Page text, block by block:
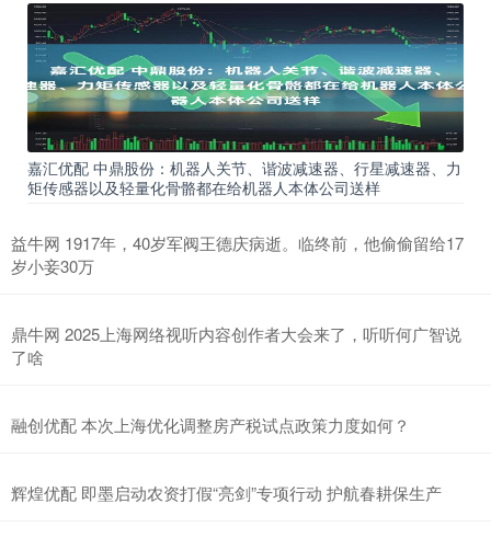
嘉汇优配 中鼎股份：机器人关节、谐波减速器、行星减速器、力
矩传感器以及轻量化骨骼都在给机器人本体公司送样
益牛网 1917年，40岁军阀王德庆病逝。临终前，他偷偷留给17
岁小妾30万
鼎牛网 2025上海网络视听内容创作者大会来了，听听何广智说
了啥
融创优配 本次上海优化调整房产税试点政策力度如何？
辉煌优配 即墨启动农资打假“亮剑”专项行动 护航春耕保生产